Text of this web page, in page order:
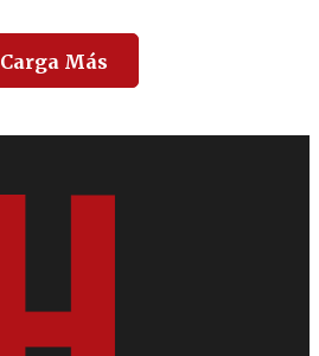
Carga Más